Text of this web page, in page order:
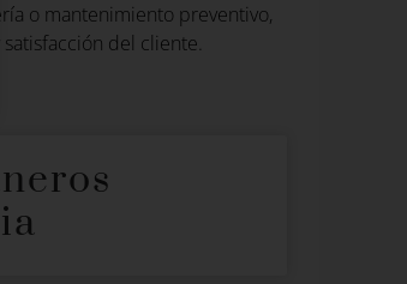
o mantenimiento preventivo,
del cliente.